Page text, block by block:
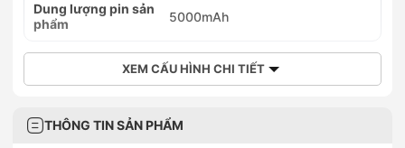
Dung lượng pin sản
phẩm
5000mAh
XEM CẤU HÌNH CHI TIẾT
THÔNG TIN SẢN PHẨM